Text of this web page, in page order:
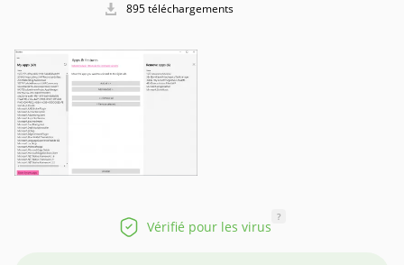
895 téléchargements
Vérifié pour les virus
?